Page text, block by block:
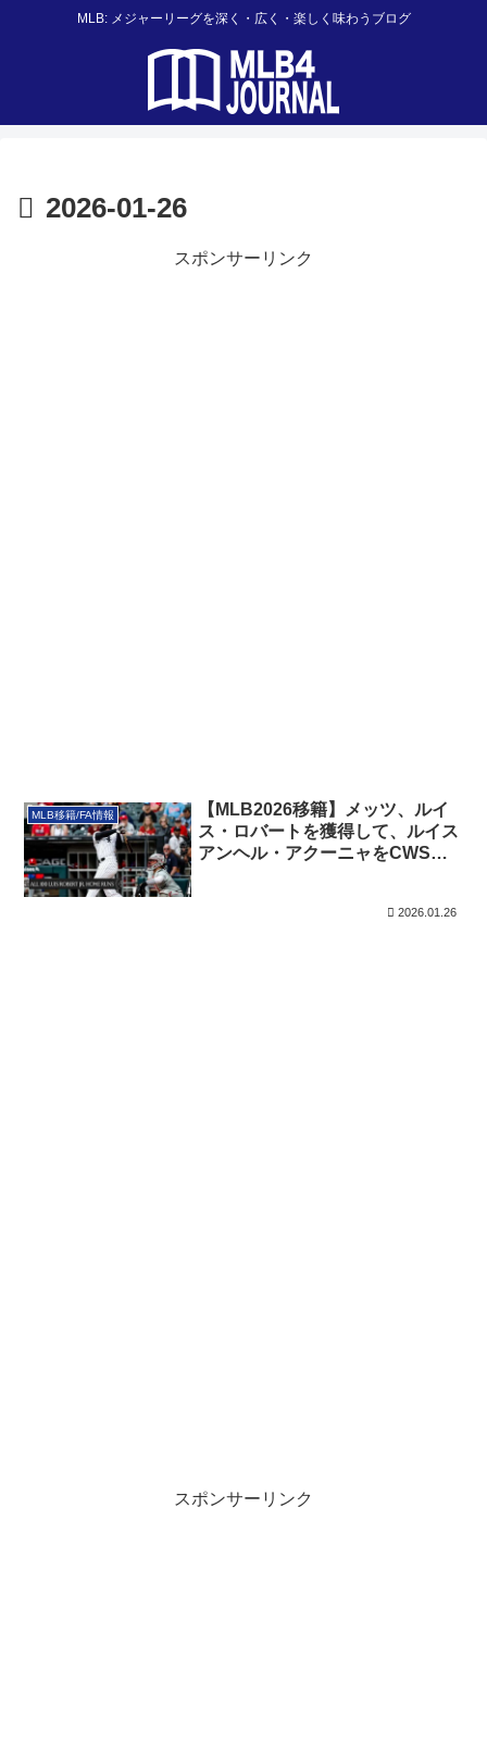
MLB: メジャーリーグを深く・広く・楽しく味わうブログ
2026-01-26
スポンサーリンク
MLB移籍/FA情報
【MLB2026移籍】メッツ、ルイ
ス・ロバートを獲得して、ルイス
アンヘル・アクーニャをCWSへ
2026.01.26
スポンサーリンク